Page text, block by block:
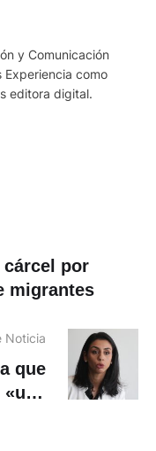
y Comunicación
Experiencia como
editora digital.
cárcel por
migrantes
Noticia
que